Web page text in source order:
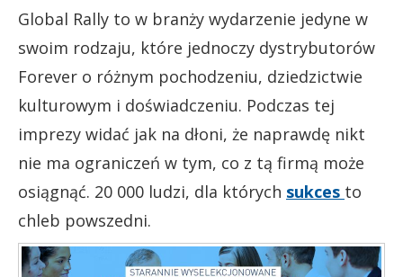
Global Rally to w branży wydarzenie jedyne w
swoim rodzaju, które jednoczy dystrybutorów
Forever o różnym pochodzeniu, dziedzictwie
kulturowym i doświadczeniu. Podczas tej
imprezy widać jak na dłoni, że naprawdę nikt
nie ma ograniczeń w tym, co z tą firmą może
osiągnąć. 20 000 ludzi, dla których sukces to
chleb powszedni.